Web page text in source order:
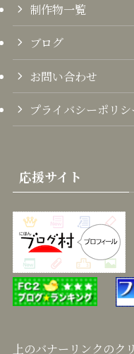
制作物一覧
ブログ
お問い合わせ
プライバシーポリシ
応援サイト
上のバナーリンクのク